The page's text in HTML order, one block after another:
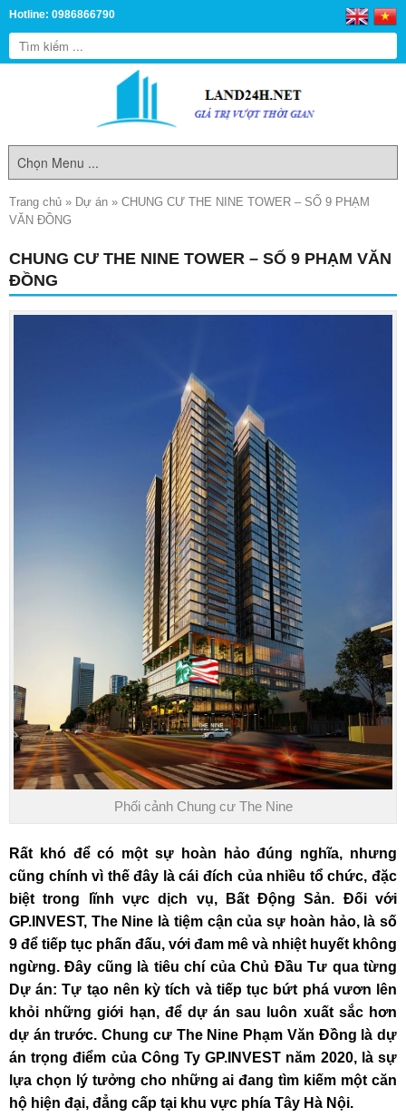
Hotline: 0986866790
Trang chủ » Dự án » CHUNG CƯ THE NINE TOWER – SỐ 9 PHẠM
VĂN ĐỒNG
CHUNG CƯ THE NINE TOWER – SỐ 9 PHẠM VĂN
ĐỒNG
Phối cảnh Chung cư The Nine
Rất khó để có một sự hoàn hảo đúng nghĩa, nhưng
cũng chính vì thế đây là cái đích của nhiều tổ chức, đặc
biệt trong lĩnh vực dịch vụ, Bất Động Sản. Đối với
GP.INVEST, The Nine là tiệm cận của sự hoàn hảo, là số
9 để tiếp tục phấn đấu, với đam mê và nhiệt huyết không
ngừng. Đây cũng là tiêu chí của Chủ Đầu Tư qua từng
Dự án: Tự tạo nên kỳ tích và tiếp tục bứt phá vươn lên
khỏi những giới hạn, để dự án sau luôn xuất sắc hơn
dự án trước. Chung cư The Nine Phạm Văn Đồng là dự
án trọng điểm của Công Ty GP.INVEST năm 2020, là sự
lựa chọn lý tưởng cho những ai đang tìm kiếm một căn
hộ hiện đại, đẳng cấp tại khu vực phía Tây Hà Nội.